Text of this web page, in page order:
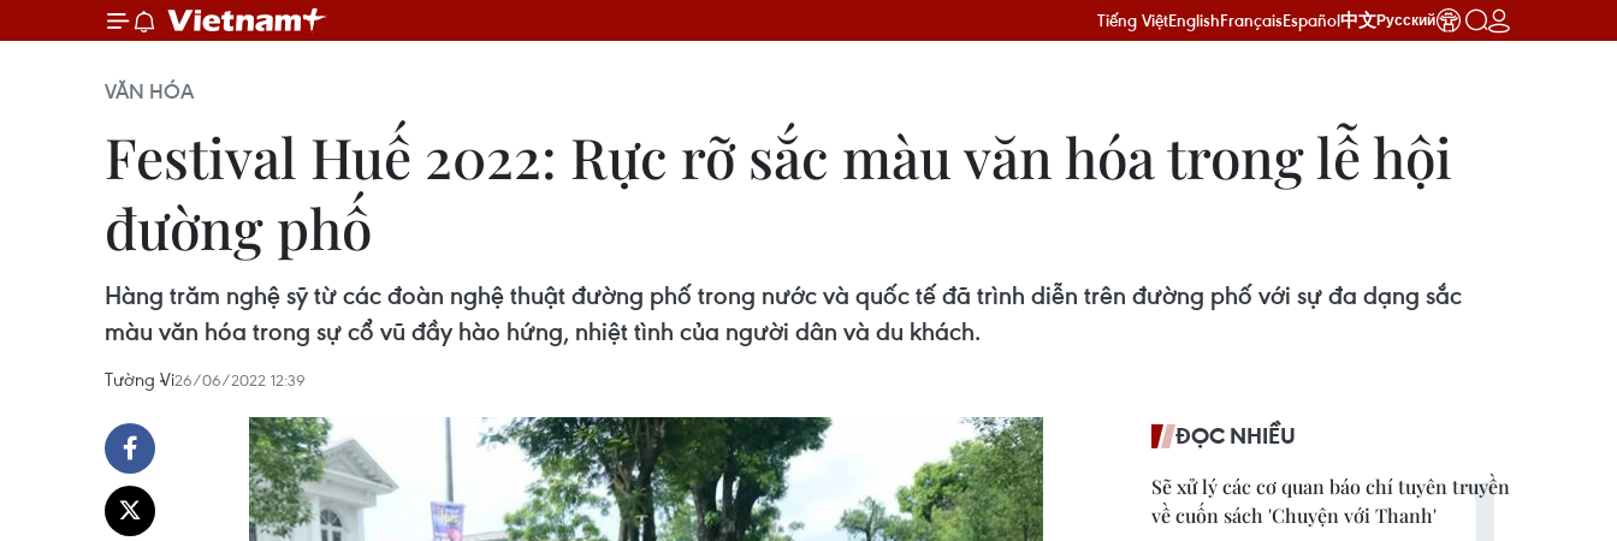
Tiếng ViệtEnglishFrançaisEspañol中文Русский
VĂN HÓA
Festival Huế 2022: Rực rỡ sắc màu văn hóa trong lễ hội
đường phố
Hàng trăm nghệ sỹ từ các đoàn nghệ thuật đường phố trong nước và quốc tế đã trình diễn trên đường phố với sự đa dạng sắc
màu văn hóa trong sự cổ vũ đầy hào hứng, nhiệt tình của người dân và du khách.
Tường Vi26/06/2022 12:39
ĐỌC NHIỀU
Sẽ xử lý các cơ quan báo chí tuyên truyền
về cuốn sách 'Chuyện với Thanh'